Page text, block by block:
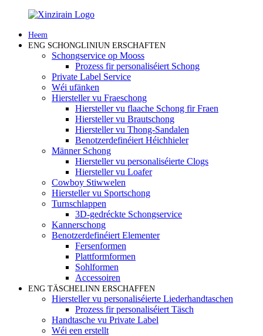
Heem
ENG SCHONGLINIUN ERSCHAFTEN
Schongservice op Mooss
Prozess fir personaliséiert Schong
Private Label Service
Wéi ufänken
Hiersteller vu Fraeschong
Hiersteller vu flaache Schong fir Fraen
Hiersteller vu Brautschong
Hiersteller vu Thong-Sandalen
Benotzerdefinéiert Héichhieler
Männer Schong
Hiersteller vu personaliséierte Clogs
Hiersteller vu Loafer
Cowboy Stiwwelen
Hiersteller vu Sportschong
Turnschlappen
3D-gedréckte Schongservice
Kannerschong
Benotzerdefinéiert Elementer
Fersenformen
Plattformformen
Sohlformen
Accessoiren
ENG TÄSCHELINN ERSCHAFFEN
Hiersteller vu personaliséierte Liederhandtaschen
Prozess fir personaliséiert Täsch
Handtasche vu Private Label
Wéi een erstellt